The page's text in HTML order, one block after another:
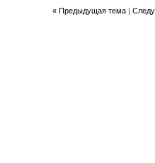
« Предыдущая тема|